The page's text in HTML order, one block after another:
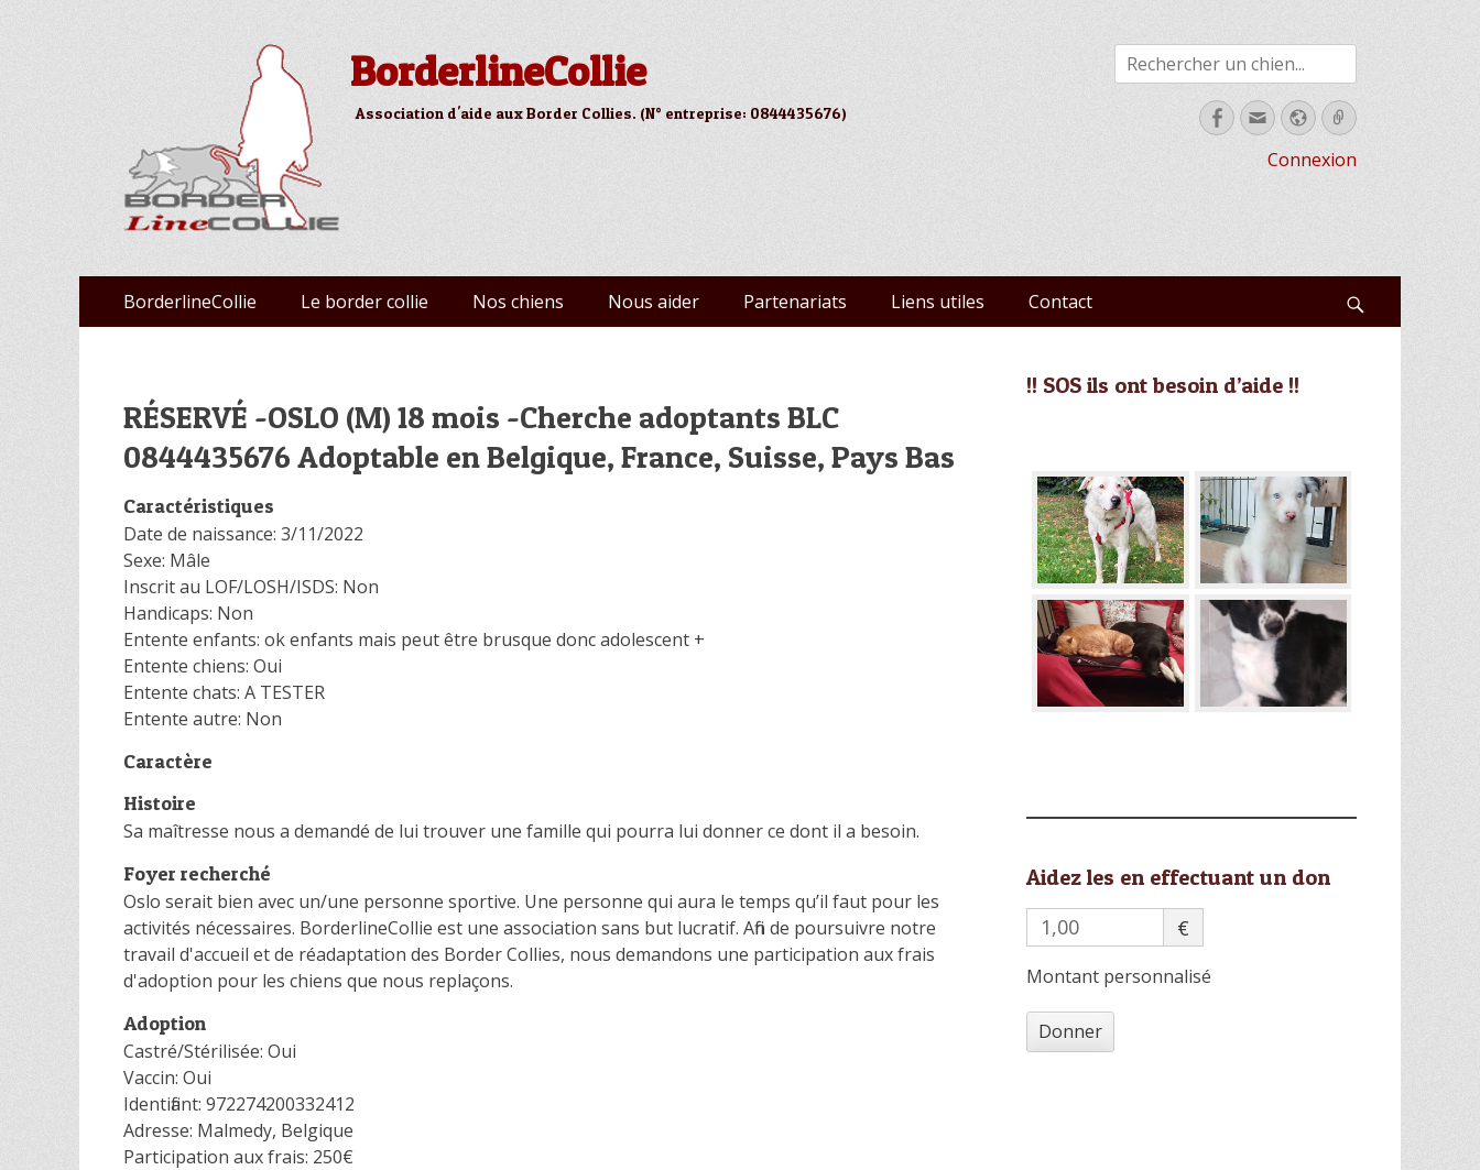
BorderlineCollie
Association d'aide aux Border Collies. (N° entreprise: 0844435676)
Rechercher
Facebook
EmailSite
web
Link
Connexion
Premier menu
BorderlineCollie Le border collie Nos chiens Nous aider Partenariats Liens utiles Contact
RÉSERVÉ -OSLO (M) 18 mois -Cherche adoptants BLC
0844435676 Adoptable en Belgique, France, Suisse, Pays Bas
Caractéristiques
Date de naissance: 3/11/2022
Sexe: Mâle
Inscrit au LOF/LOSH/ISDS: Non
Handicaps: Non
Entente enfants: ok enfants mais peut être brusque donc adolescent +
Entente chiens: Oui
Entente chats: A TESTER
Entente autre: Non
Caractère
Histoire
Sa maîtresse nous a demandé de lui trouver une famille qui pourra lui donner ce dont il a besoin.
Foyer recherché
Oslo serait bien avec un/une personne sportive. Une personne qui aura le temps qu’il faut pour les
activités nécessaires. BorderlineCollie est une association sans but lucratif. Afin de poursuivre notre
travail d'accueil et de réadaptation des Border Collies, nous demandons une participation aux frais
d'adoption pour les chiens que nous replaçons.
Adoption
Castré/Stérilisée: Oui
Vaccin: Oui
Identifiant: 972274200332412
Adresse: Malmedy, Belgique
Participation aux frais: 250€
!! SOS ils ont besoin d’aide !!
Aidez les en effectuant un don
€
Montant personnalisé
Donner